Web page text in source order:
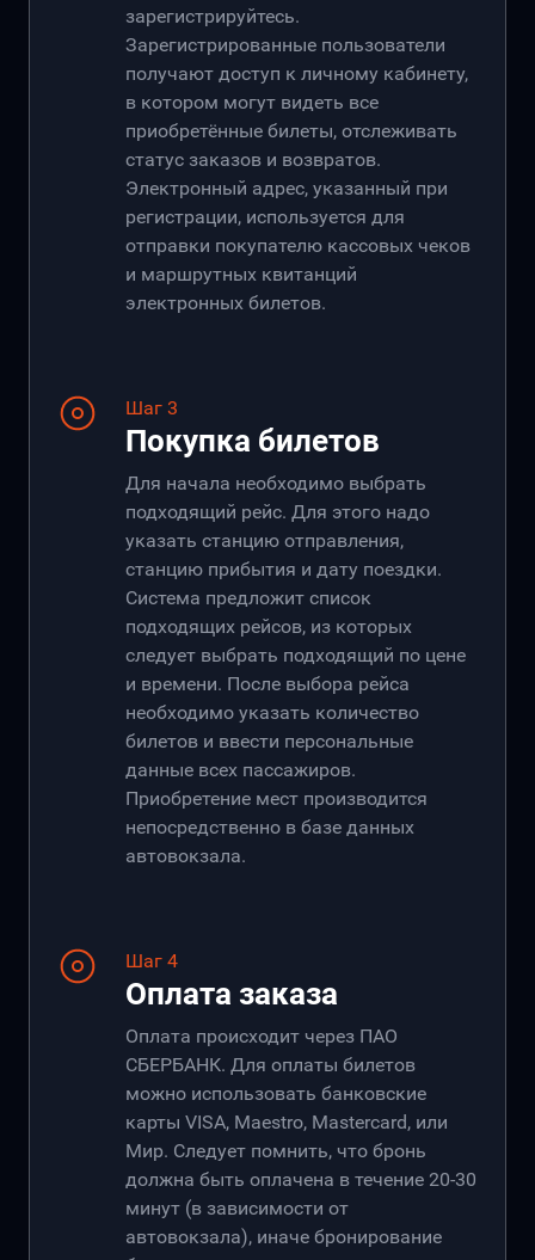
зарегистрируйтесь.
Зарегистрированные пользователи
получают доступ к личному кабинету,
в котором могут видеть все
приобретённые билеты, отслеживать
статус заказов и возвратов.
Электронный адрес, указанный при
регистрации, используется для
отправки покупателю кассовых чеков
и маршрутных квитанций
электронных билетов.
Шаг 3
Покупка билетов
Для начала необходимо выбрать
подходящий рейс. Для этого надо
указать станцию отправления,
станцию прибытия и дату поездки.
Система предложит список
подходящих рейсов, из которых
следует выбрать подходящий по цене
и времени. После выбора рейса
необходимо указать количество
билетов и ввести персональные
данные всех пассажиров.
Приобретение мест производится
непосредственно в базе данных
автовокзала.
Шаг 4
Оплата заказа
Оплата происходит через ПАО
СБЕРБАНК. Для оплаты билетов
можно использовать банковские
карты VISA, Maestro, Mastercard, или
Мир. Следует помнить, что бронь
должна быть оплачена в течение 20-30
минут (в зависимости от
автовокзала), иначе бронирование